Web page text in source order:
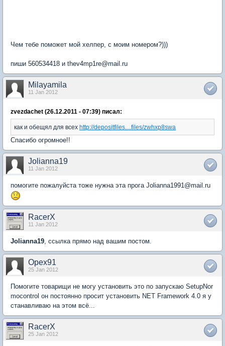
Чем тебе поможет мой хелпер, с моим номером?)))
пиши 560534418 и thev4mp1re@mail.ru
Milayamila
11 Jan 2012
zvezdachet (26.12.2011 - 07:39) писал:
как и обещял для всех http://depositfiles....files/zwhxp8swa
Спасибо огромное!!
Jolianna19
11 Jan 2012
помогите пожалуйста тоже нужна эта прога Jolianna1991@mail.ru
RacerX
11 Jan 2012
Jolianna19 , ссылка прямо над вашим постом.
Opex91
25 Jan 2012
Помогите товарищи не могу установить это по запускаю SetupNor
mocontrol он постоянно просит установить NET Framework 4.0 я у
станавливаю на этом всё...
RacerX
25 Jan 2012